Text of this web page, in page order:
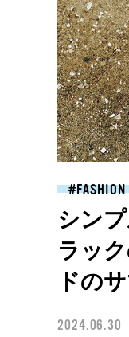
FASHION
シン
ラッ
ドの
2024.06.30